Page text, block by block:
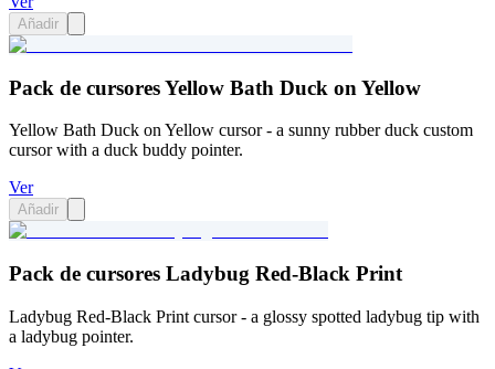
Añadir
Pack de cursores Yellow Bath Duck on Yellow
Yellow Bath Duck on Yellow cursor - a sunny rubber duck custom
cursor with a duck buddy pointer.
Ver
Añadir
Pack de cursores Ladybug Red-Black Print
Ladybug Red-Black Print cursor - a glossy spotted ladybug tip with
a ladybug pointer.